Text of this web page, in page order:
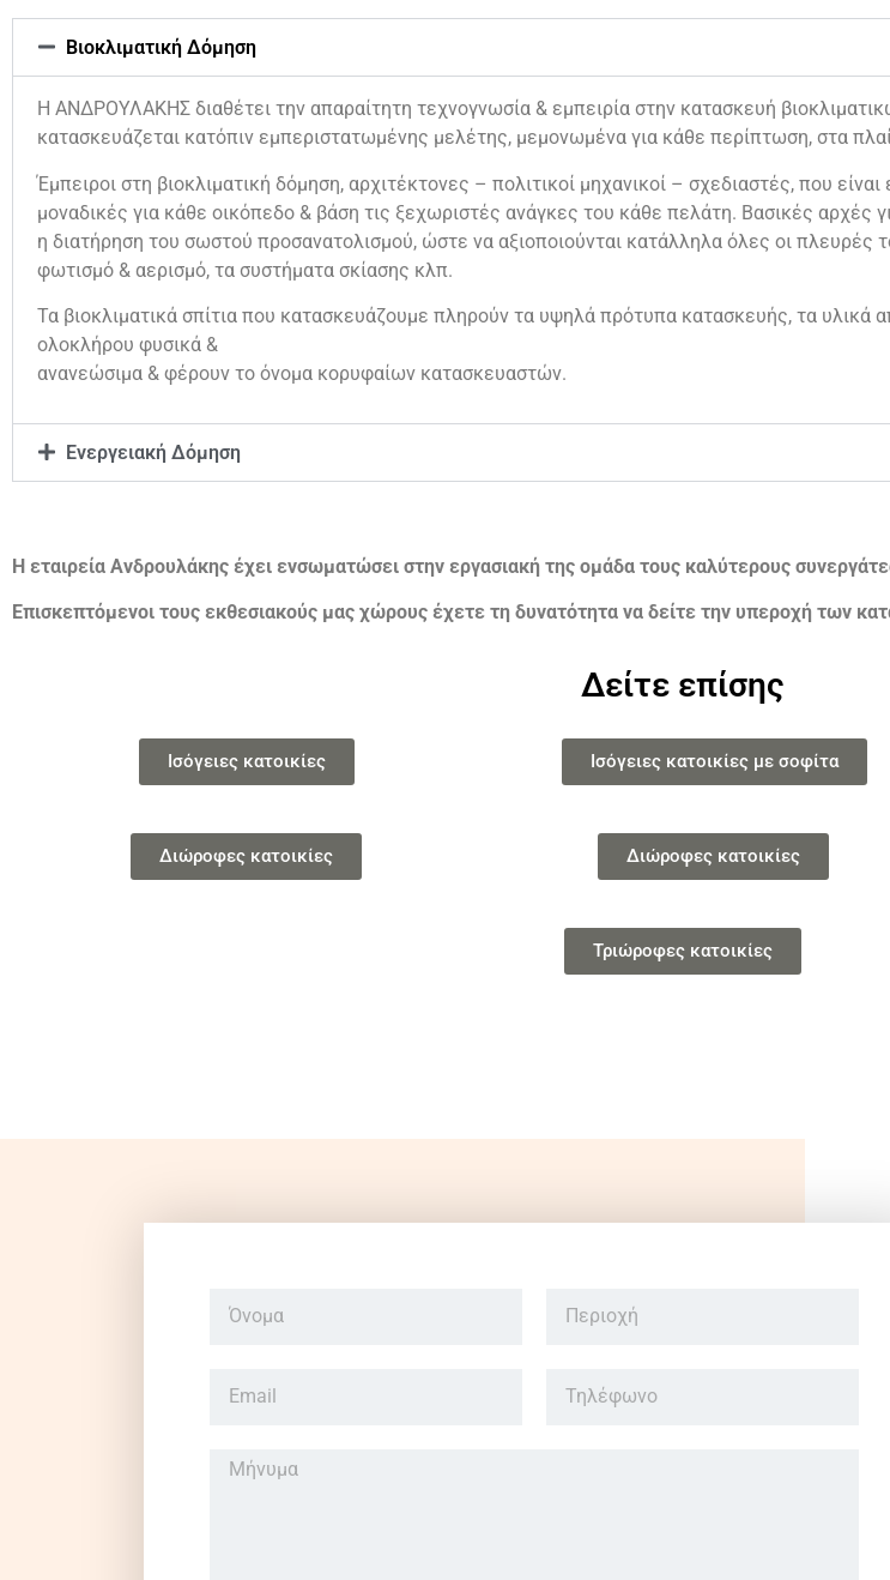
Βιοκλιματική Δόμηση
Η ΑΝΔΡΟΥΛΑΚΗΣ διαθέτει την απαραίτητη τεχνογνωσία & εμπειρία στην κατασκευή
κατασκευάζεται κατόπιν εμπεριστατωμένης μελέτης, μεμονωμένα για κάθε περίπτωση, στα
Έμπειροι στη βιοκλιματική δόμηση, αρχιτέκτονες – πολιτικοί μηχανικοί – σχεδιαστές, που
μοναδικές για κάθε οικόπεδο & βάση τις ξεχωριστές ανάγκες του κάθε πελάτη. Βασικές αρχές
η διατήρηση του σωστού προσανατολισμού, ώστε να αξιοποιούνται κατάλληλα όλες οι πλευρές
φωτισμό & αερισμό, τα συστήματα σκίασης κλπ.
Τα βιοκλιματικά σπίτια που κατασκευάζουμε πληρούν τα υψηλά πρότυπα κατασκευής, τα υλικά
ολοκλήρου φυσικά &
ανανεώσιμα & φέρουν το όνομα κορυφαίων κατασκευαστών.
Ενεργειακή Δόμηση
Η εταιρεία Ανδρουλάκης έχει ενσωματώσει στην εργασιακή της ομάδα τους καλύτερους
Επισκεπτόμενοι τους εκθεσιακούς μας χώρους έχετε τη δυνατότητα να δείτε την υπεροχή των
Δείτε επίσης
Ισόγειες κατοικίες Ισόγειες κατοικίες με σοφίτα
Διώροφες κατοικίες Διώροφες κατοικίες
Τριώροφες κατοικίες